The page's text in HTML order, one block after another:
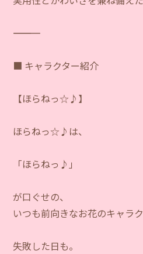
―――――――――――
■ キャラクター紹介
【ほらねっ☆♪】
ほらねっ☆♪は、
「ほらねっ♪」
が口ぐせの、
いつも前向きなお花のキャラク
失敗した日も。